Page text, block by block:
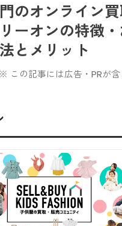
門のオンライン
ーオンの特徴
とメリット
※ この記事には広告・PRが